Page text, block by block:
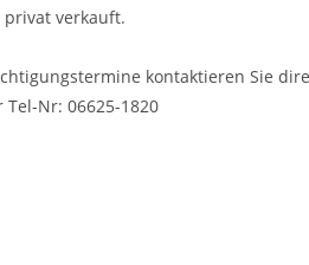
verkauft.
kontaktieren Sie
Nr: 06625-1820